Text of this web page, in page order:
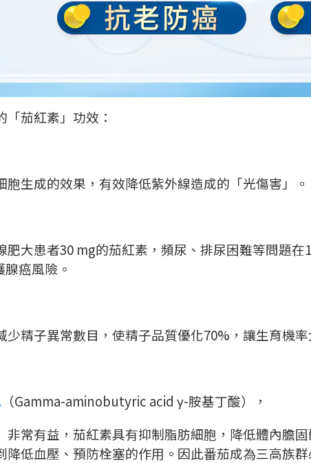
茄紅素」功效：
生成的效果，有效降低紫外線造成的「光傷害」。
肥大患者30 mg的茄紅素，頻尿、排尿困難等問題在
癌風險。
少精子異常數目，使精子品質優化70% ，讓生育機
（Gamma-aminobutyric acid γ-胺基丁酸），
非常有益，茄紅素具有抑制脂肪細胞，降低體內膽
降低血壓、預防栓塞的作用。因此番茄成為三高族